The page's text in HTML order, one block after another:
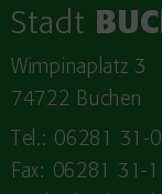
Stadt
Wimpinaplatz 3
74722 Buchen
Tel.: 06281 31-0
Fax: 06281 31-